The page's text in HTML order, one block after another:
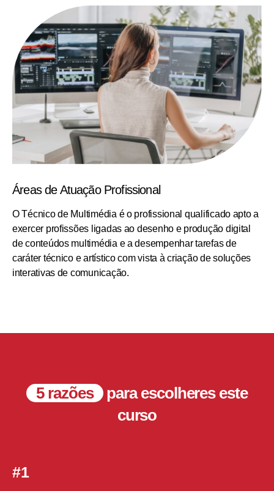
Áreas de Atuação Profissional
O Técnico de Multimédia é o profissional qualificado apto a
exercer profissões ligadas ao desenho e produção digital
de conteúdos multimédia e a desempenhar tarefas de
caráter técnico e artístico com vista à criação de soluções
interativas de comunicação.
5 razões para escolheres este
curso
#1